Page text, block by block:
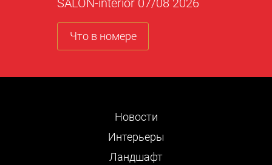
SALON-interior 07/08 2026
Что в номере
Новости
Интерьеры
Ландшафт